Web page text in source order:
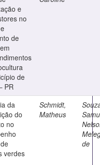
e
no
de
de
PR
da
do
no
verdes
Schmidt,
Matheus
de